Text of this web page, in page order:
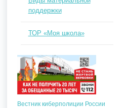
поддержки
ТОР «Моя школа»
Вестник киберполиции России